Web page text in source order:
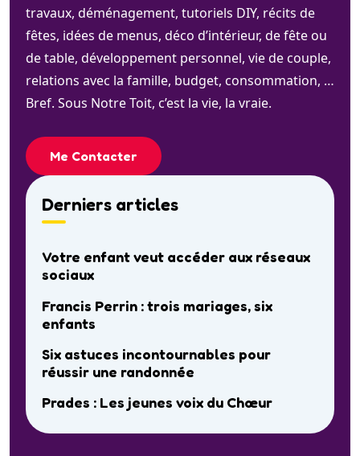
travaux, déménagement, tutoriels DIY, récits de
fêtes, idées de menus, déco d’intérieur, de fête ou
de table, développement personnel, vie de couple,
relations avec la famille, budget, consommation, …
Bref. Sous Notre Toit, c’est la vie, la vraie.
Me Contacter
Derniers articles
Votre enfant veut accéder aux réseaux
sociaux
Francis Perrin : trois mariages, six
enfants
Six astuces incontournables pour
réussir une randonnée
Prades : Les jeunes voix du Chœur